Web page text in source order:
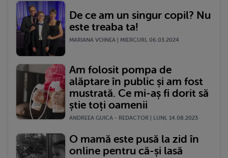
De ce am un singur copil? Nu
este treaba ta!
MARIANA VOINEA | MIERCURI, 06.03.2024
Am folosit pompa de
alăptare în public și am fost
mustrată. Ce mi-aș fi dorit să
știe toți oamenii
ANDREEA GUICA - REDACTOR | LUNI, 14.08.2023
O mamă este pusă la zid în
online pentru că-și lasă